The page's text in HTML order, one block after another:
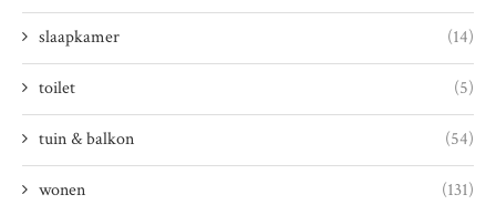
slaapkamer (14)
toilet (5)
tuin & balkon (54)
wonen (131)